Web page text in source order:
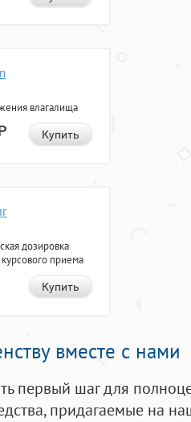
влагалища
Купить
дозировка
приема
Купить
вместе с нами
первый шаг для
придагаемые на